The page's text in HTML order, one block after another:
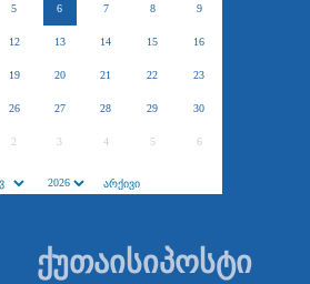
5 6 7 8 9
12 13 14 15 16
19 20 21 22 23
26 27 28 29 30
2 3 4 5 6
ქუთაისიპოსტი